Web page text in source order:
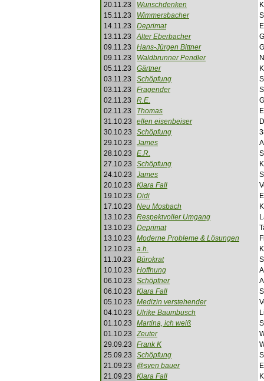
20.11.23
Wunschdenken
15.11.23
Wimmersbacher
14.11.23
Deprimat
13.11.23
Alter Eberbacher
09.11.23
Hans-Jürgen Bittner
09.11.23
Waldbrunner Pendler
05.11.23
Gärtner
03.11.23
Schöpfung
03.11.23
Fragender
02.11.23
R.E.
02.11.23
Thomas
31.10.23
ellen eisenbeiser
30.10.23
Schöpfung
29.10.23
James
28.10.23
E.R.
27.10.23
Schöpfung
24.10.23
James
20.10.23
Klara Fall
19.10.23
Didi
17.10.23
Neu Mosbach
13.10.23
Respektvoller Umgang
13.10.23
Deprimat
13.10.23
Moderne Probleme & Lösungen
12.10.23
a.h.
11.10.23
Bürokrat
10.10.23
Hoffnung
06.10.23
Schöpfner
06.10.23
Klara Fall
05.10.23
Medizin verstehender
04.10.23
Ulrike Baumbusch
01.10.23
Martina, ich weiß
01.10.23
Zeuter
29.09.23
Frank K
25.09.23
Schöpfung
21.09.23
@sven bauer
21.09.23
Klara Fall